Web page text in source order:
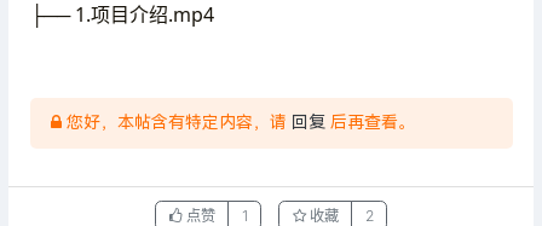
├── 1.项目介绍.mp4
您好，本帖含有特定内容，请 回复 后再查看。
点赞 1 收藏 2